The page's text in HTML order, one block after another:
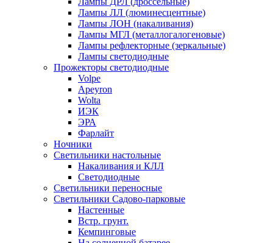
Лампы ЛЛ (люминесцентные)
Лампы ЛОН (накаливания)
Лампы МГЛ (металлогалогеновые)
Лампы рефлекторные (зеркальные)
Лампы светодиодные
Прожекторы светодиодные
Volpe
Apeyron
Wolta
ИЭК
ЭРА
Фарлайт
Ночники
Светильники настольные
Накаливания и КЛЛ
Светодиодные
Светильники переносные
Светильники Садово-парковые
Настенные
Встр. грунт.
Кемпинговые